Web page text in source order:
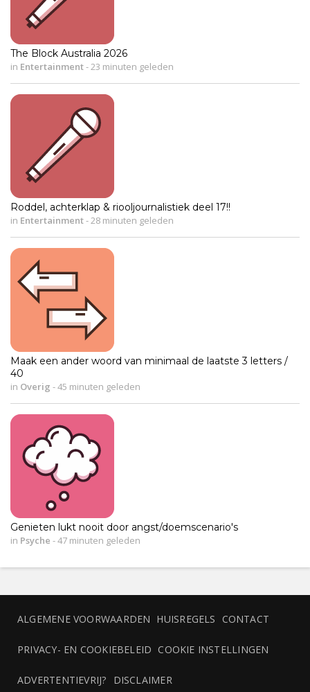
The Block Australia 2026
in Entertainment-23 minuten geleden
Roddel, achterklap & riooljournalistiek deel 17!!
in Entertainment-28 minuten geleden
Maak een ander woord van minimaal de laatste 3 letters /
40
in Overig -45 minuten geleden
Genieten lukt nooit door angst/doemscenario's
in Psyche -47 minuten geleden
ALGEMENE VOORWAARDEN HUISREGELS CONTACT
PRIVACY- EN COOKIEBELEID COOKIE INSTELLINGEN
ADVERTENTIEVRIJ? DISCLAIMER